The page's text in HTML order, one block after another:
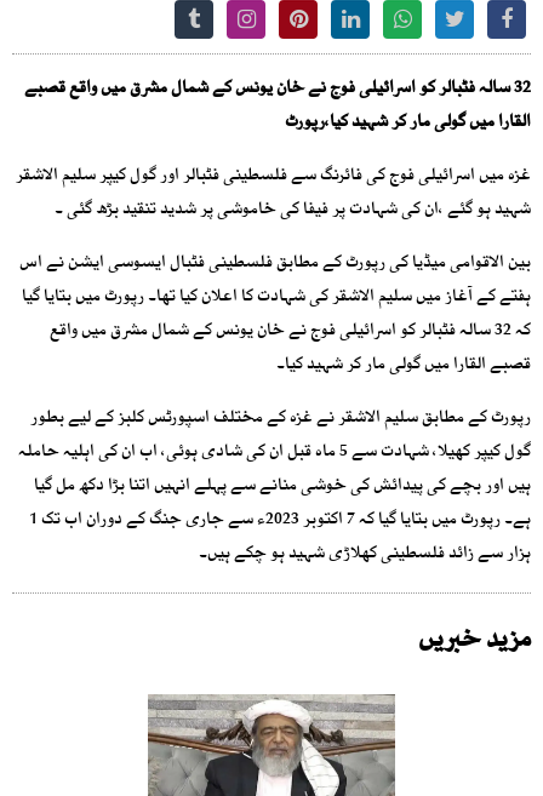
32 سالہ فٹبالر کو اسرائیلی فوج نے خان یونس کے شمال مشرق میں واقع قصبے
القارا میں گولی مار کر شہید کیا،رپورٹ
غزہ میں اسرائیلی فوج کی فائرنگ سے فلسطینی فٹبالر اور گول کیپر سلیم الاشقر
شہید ہو گئے ،ان کی شہادت پر فیفا کی خاموشی پر شدید تنقید بڑھ گئی ۔
بین الاقوامی میڈیا کی رپورٹ کے مطابق فلسطینی فٹبال ایسوسی ایشن نے اس
ہفتے کے آغاز میں سلیم الاشقر کی شہادت کا اعلان کیا تھا۔ رپورٹ میں بتایا گیا
کہ 32 سالہ فٹبالر کو اسرائیلی فوج نے خان یونس کے شمال مشرق میں واقع
قصبے القارا میں گولی مار کر شہید کیا۔
رپورٹ کے مطابق سلیم الاشقر نے غزہ کے مختلف اسپورٹس کلبز کے لیے بطور
گول کیپر کھیلا، شہادت سے 5 ماہ قبل ان کی شادی ہوئی، اب ان کی اہلیہ حاملہ
ہیں اور بچے کی پیدائش کی خوشی منانے سے پہلے انہیں اتنا بڑا دکھ مل گیا
ہے۔ رپورٹ میں بتایا گیا کہ 7 اکتوبر 2023ء سے جاری جنگ کے دوران اب تک 1
ہزار سے زائد فلسطینی کھلاڑی شہید ہو چکے ہیں۔
مزید خبریں